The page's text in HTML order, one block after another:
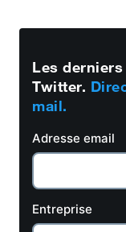
Les
Twitter.
mail.
Adresse email
Entreprise